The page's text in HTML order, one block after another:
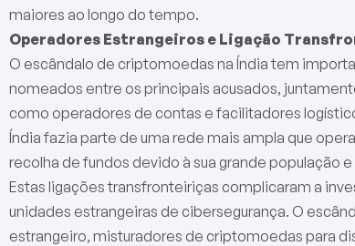
maiores ao longo do tempo.
Operadores Estrangeiros e Ligação
O escândalo de criptomoedas na Índia tem
nomeados entre os principais acusados,
como operadores de contas e facilitadores
Índia fazia parte de uma rede mais ampla que
recolha de fundos devido à sua grande população
Estas ligações transfronteiriças complicaram a
unidades estrangeiras de cibersegurança. O
estrangeiro, misturadores de criptomoedas para